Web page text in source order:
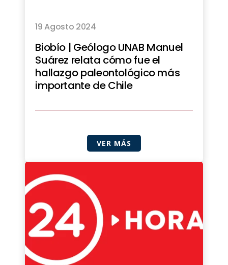
19 Agosto 2024
Biobío | Geólogo UNAB Manuel
Suárez relata cómo fue el
hallazgo paleontológico más
importante de Chile
VER MÁS